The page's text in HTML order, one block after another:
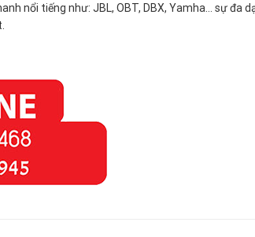
nổi tiếng như: JBL, OBT, DBX, Yamha… sự đa